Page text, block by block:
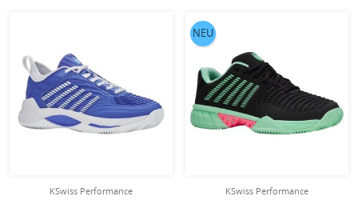
KSwiss Performance
KSwiss Performance
NEU